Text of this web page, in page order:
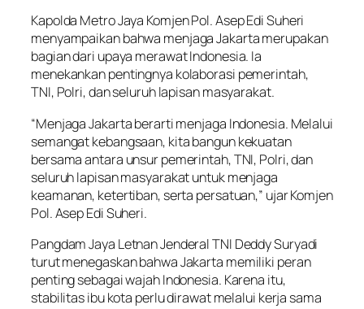
Kapolda Metro Jaya Komjen Pol. Asep Edi Suheri
menyampaikan bahwa menjaga Jakarta merupakan
bagian dari upaya merawat Indonesia. Ia
menekankan pentingnya kolaborasi pemerintah,
TNI, Polri, dan seluruh lapisan masyarakat.
“Menjaga Jakarta berarti menjaga Indonesia. Melalui
semangat kebangsaan, kita bangun kekuatan
bersama antara unsur pemerintah, TNI, Polri, dan
seluruh lapisan masyarakat untuk menjaga
keamanan, ketertiban, serta persatuan,” ujar Komjen
Pol. Asep Edi Suheri.
Pangdam Jaya Letnan Jenderal TNI Deddy Suryadi
turut menegaskan bahwa Jakarta memiliki peran
penting sebagai wajah Indonesia. Karena itu,
stabilitas ibu kota perlu dirawat melalui kerja sama